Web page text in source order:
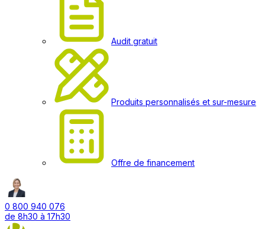
Audit gratuit
Produits personnalisés et sur-mesure
Offre de financement
0 800 940 076
de 8h30 à 17h30